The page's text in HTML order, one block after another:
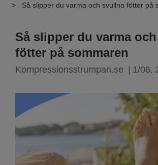
Så slipper du varma och svullna fötter på
Så slipper du varma
fötter på sommaren
Kompressionsstrumpan.se | 1/06,